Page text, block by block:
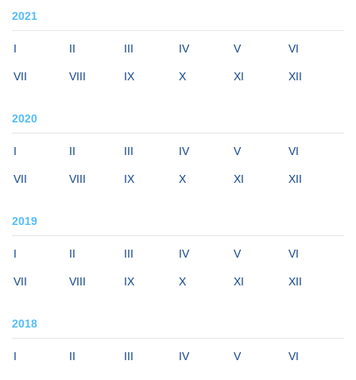
2021
I II III IV V VI
VII VIII IX X XI XII
2020
I II III IV V VI
VII VIII IX X XI XII
2019
I II III IV V VI
VII VIII IX X XI XII
2018
I II III IV V VI